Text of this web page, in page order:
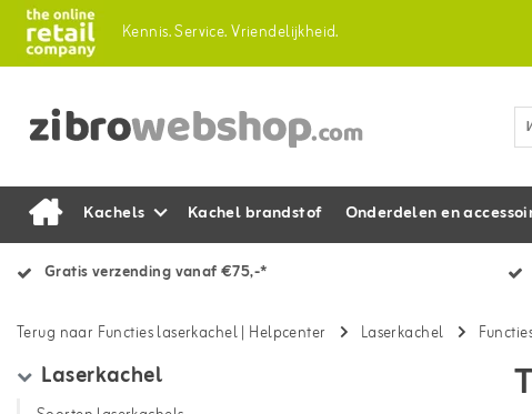
Kennis.Service.Vriendelijkheid.
Kachels Kachel brandstof Onderdelen en
Gratis verzending vanaf €75,-*
Terug naar Functies laserkachel| Helpcenter Laserkachel
Laserkachel